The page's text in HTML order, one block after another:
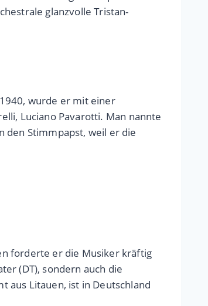
glanzvolle Tristan-
wurde er mit einer
Luciano Pavarotti. Man nannte
den Stimmpapst, weil er die
forderte er die Musiker kräftig
(DT), sondern auch die
aus Litauen, ist in Deutschland